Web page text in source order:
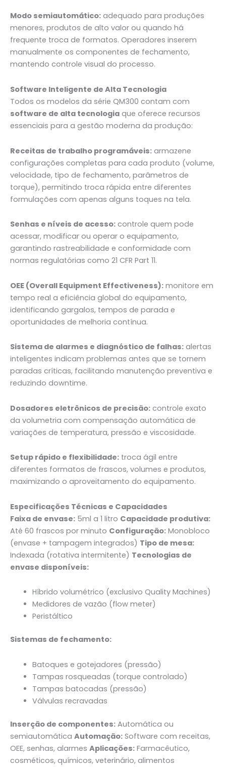
Modo semiautomático: adequado para produções
menores, produtos de alto valor ou quando há
frequente troca de formatos. Operadores inserem
manualmente os componentes de fechamento,
mantendo controle visual do processo.
Software Inteligente de Alta Tecnologia
Todos os modelos da série QM300 contam com
software de alta tecnologia que oferece recursos
essenciais para a gestão moderna da produção:
Receitas de trabalho programáveis: armazene
configurações completas para cada produto (volume,
velocidade, tipo de fechamento, parâmetros de
torque), permitindo troca rápida entre diferentes
formulações com apenas alguns toques na tela.
Senhas e níveis de acesso: controle quem pode
acessar, modificar ou operar o equipamento,
garantindo rastreabilidade e conformidade com
normas regulatórias como 21 CFR Part 11.
OEE (Overall Equipment Effectiveness): monitore em
tempo real a eficiência global do equipamento,
identificando gargalos, tempos de parada e
oportunidades de melhoria contínua.
Sistema de alarmes e diagnóstico de falhas: alertas
inteligentes indicam problemas antes que se tornem
paradas críticas, facilitando manutenção preventiva e
reduzindo downtime.
Dosadores eletrônicos de precisão: controle exato
da volumetria com compensação automática de
variações de temperatura, pressão e viscosidade.
Setup rápido e flexibilidade: troca ágil entre
diferentes formatos de frascos, volumes e produtos,
maximizando o aproveitamento do equipamento.
Especificações Técnicas e Capacidades
Faixa de envase: 5ml a 1 litro Capacidade produtiva:
Até 60 frascos por minuto Configuração: Monobloco
(envase + tampagem integrados) Tipo de mesa:
Indexada (rotativa intermitente) Tecnologias de
envase disponíveis:
Híbrido volumétrico (exclusivo Quality Machines)
Medidores de vazão (flow meter)
Peristáltico
Sistemas de fechamento:
Batoques e gotejadores (pressão)
Tampas rosqueadas (torque controlado)
Tampas batocadas (pressão)
Válvulas recravadas
Inserção de componentes: Automática ou
semiautomática Automação: Software com receitas,
OEE, senhas, alarmes Aplicações: Farmacêutico,
cosméticos, químicos, veterinário, alimentos